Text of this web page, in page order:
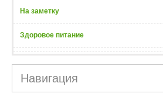
На заметку
Здоровое питание
Навигация